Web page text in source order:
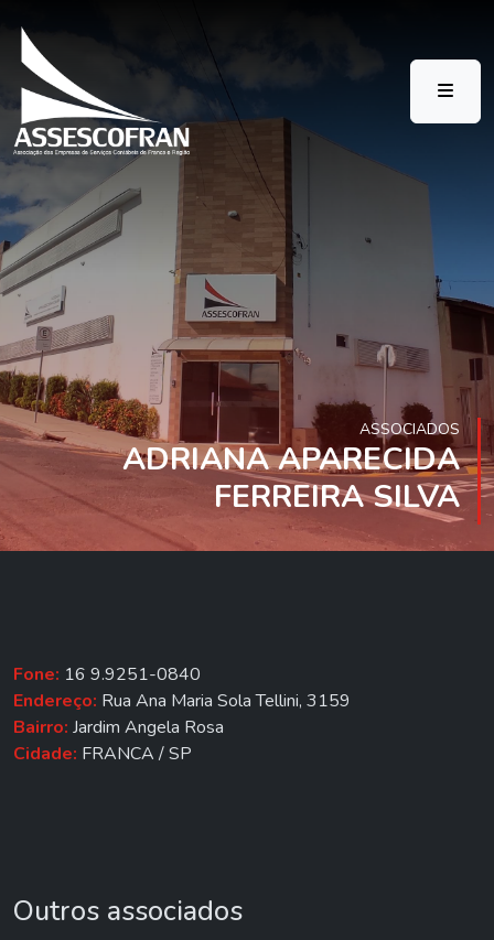
ASSOCIADOS
ADRIANA APARECIDA
FERREIRA SILVA
Fone: 16 9.9251-0840
Endereço: Rua Ana Maria Sola Tellini, 3159
Bairro: Jardim Angela Rosa
Cidade: FRANCA / SP
Outros associados